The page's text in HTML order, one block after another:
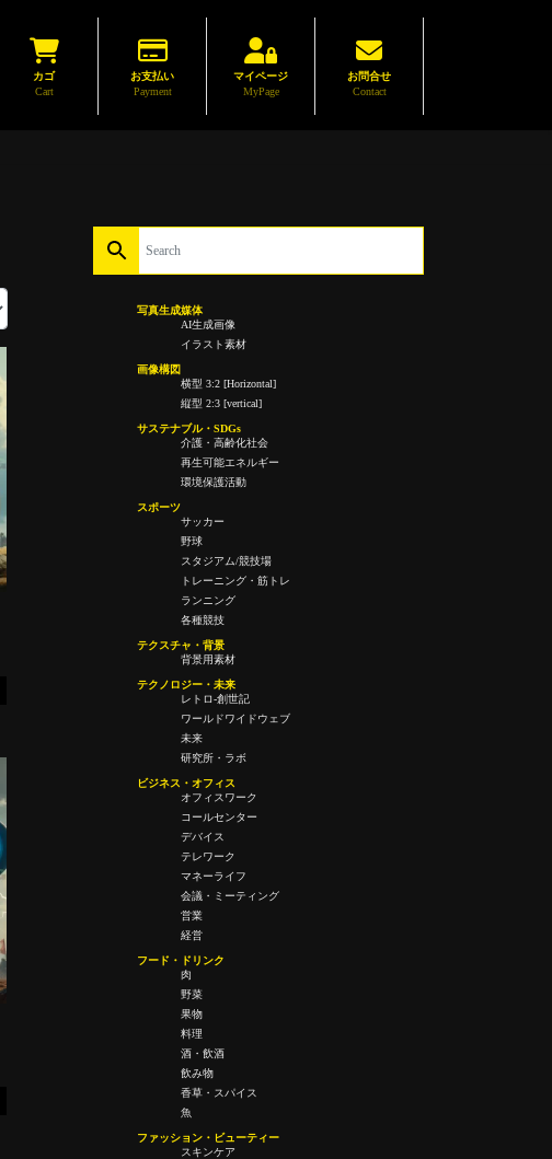
カゴ
Cart
お支払い
Payment
マイページ
MyPage
お問合せ
Contact
写真生成媒体
AI生成画像
イラスト素材
画像構図
横型 3:2 [Horizontal]
縦型 2:3 [vertical]
サステナブル・SDGs
介護・高齢化社会
再生可能エネルギー
環境保護活動
スポーツ
サッカー
野球
スタジアム/競技場
トレーニング・筋トレ
ランニング
各種競技
テクスチャ・背景
背景用素材
テクノロジー・未来
レトロ-創世記
ワールドワイドウェブ
未来
研究所・ラボ
ビジネス・オフィス
オフィスワーク
コールセンター
デバイス
テレワーク
マネーライフ
会議・ミーティング
営業
経営
フード・ドリンク
肉
野菜
果物
料理
酒・飲酒
飲み物
香草・スパイス
魚
ファッション・ビューティー
スキンケア